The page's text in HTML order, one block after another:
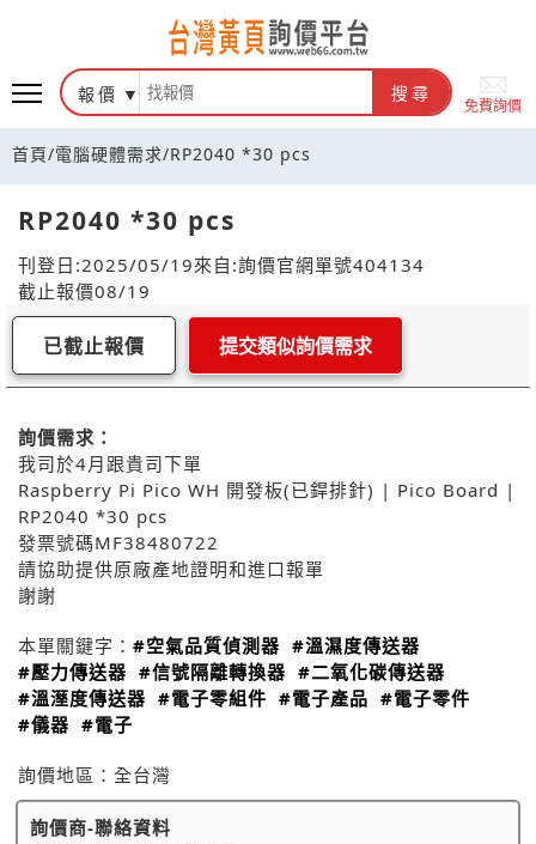
報價 搜尋
免費詢價
首頁/電腦硬體需求/RP2040 *30 pcs
RP2040 *30 pcs
刊登日:2025/05/19來自:詢價官網單號404134
截止報價08/19
已截止報價 提交類似詢價需求
詢價需求：
我司於4月跟貴司下單
Raspberry Pi Pico WH 開發板(已銲排針) | Pico Board |
RP2040 *30 pcs
發票號碼MF38480722
請協助提供原廠產地證明和進口報單
謝謝
本單關鍵字： #空氣品質偵測器 #溫濕度傳送器
#壓力傳送器 #信號隔離轉換器 #二氧化碳傳送器
#溫溼度傳送器 #電子零組件 #電子產品 #電子零件
#儀器 #電子
詢價地區： 全台灣
詢價商-聯絡資料